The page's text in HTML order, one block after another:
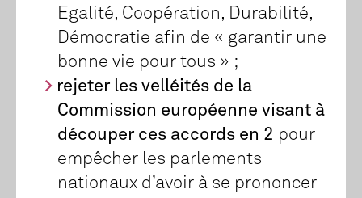
Egalité, Coopération, Durabilité,
Démocratie afin de « garantir une
bonne vie pour tous » ;
rejeter les velléités de la
Commission européenne visant à
découper ces accords en 2 pour
empêcher les parlements
nationaux d’avoir à se prononcer